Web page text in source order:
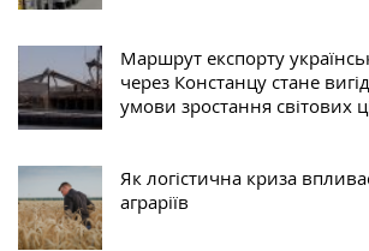
Маршрут експорту
через Констанцу стане
умови зростання світових
Як логістична криза
аграріїв